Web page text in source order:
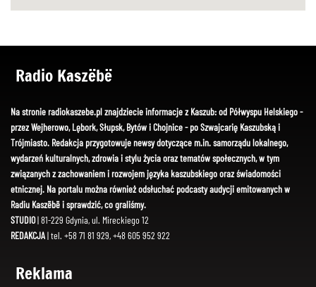
Radio Kaszëbë
Na stronie radiokaszebe.pl znajdziecie informacje z Kaszub: od Półwyspu Helskiego -
przez Wejherowo, Lębork, Słupsk, Bytów i Chojnice - po Szwajcarię Kaszubską i
Trójmiasto. Redakcja przygotowuje newsy dotyczące m.in. samorządu lokalnego,
wydarzeń kulturalnych, zdrowia i stylu życia oraz tematów społecznych, w tym
związanych z zachowaniem i rozwojem języka kaszubskiego oraz świadomości
etnicznej. Na portalu można również odsłuchać podcasty audycji emitowanych w
Radiu Kaszëbë i sprawdzić, co graliśmy.
STUDIO| 81-229 Gdynia, ul. Mireckiego 12
REDAKCJA| tel. +58 71 81 929, +48 605 952 922
Reklama